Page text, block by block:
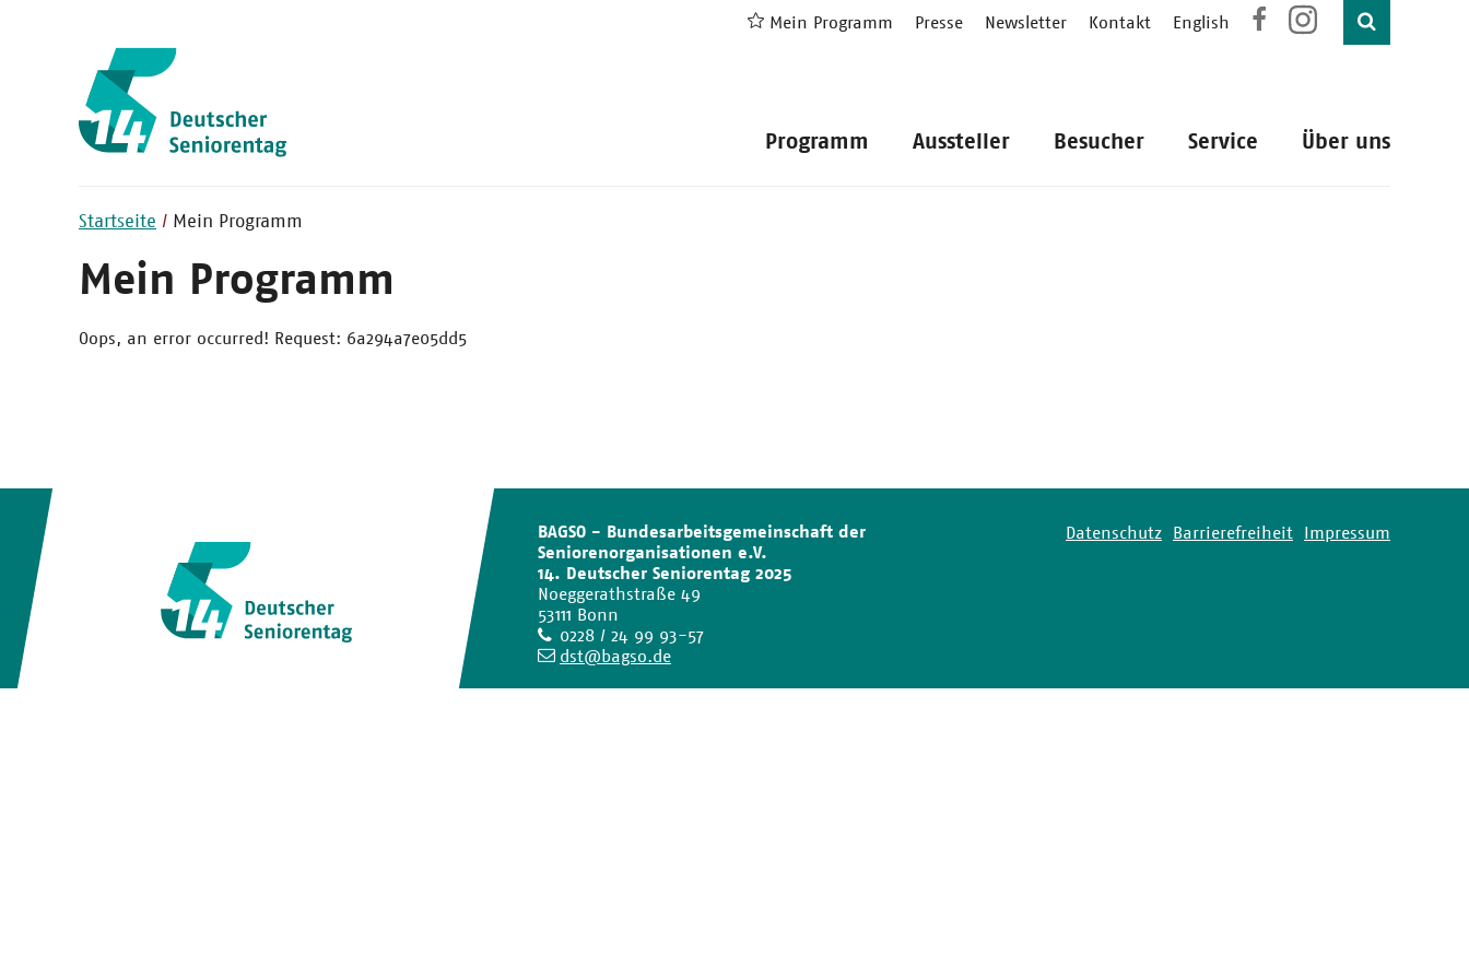
Mein Programm Presse Newsletter Kontakt English
Programm Aussteller Besucher Service Über uns
Startseite Mein Programm
Mein Programm
Oops, an error occurred! Request: 6a294a7e05dd5
BAGSO - Bundesarbeitsgemeinschaft der
Seniorenorganisationen e.V.
14. Deutscher Seniorentag 2025
Noeggerathstraße 49
53111 Bonn
Telefon
0228 / 24 99 93-57
E- dst@bagso.de
Datenschutz Barrierefreiheit Impressum